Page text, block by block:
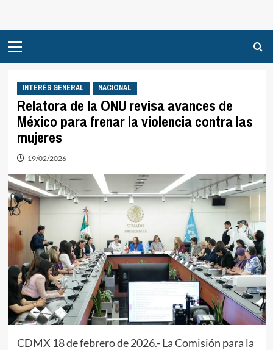
Menu
INTERÉS GENERAL NACIONAL
Relatora de la ONU revisa avances de
México para frenar la violencia contra las
mujeres
19/02/2026
CDMX 18 de febrero de 2026.- La Comisión para la